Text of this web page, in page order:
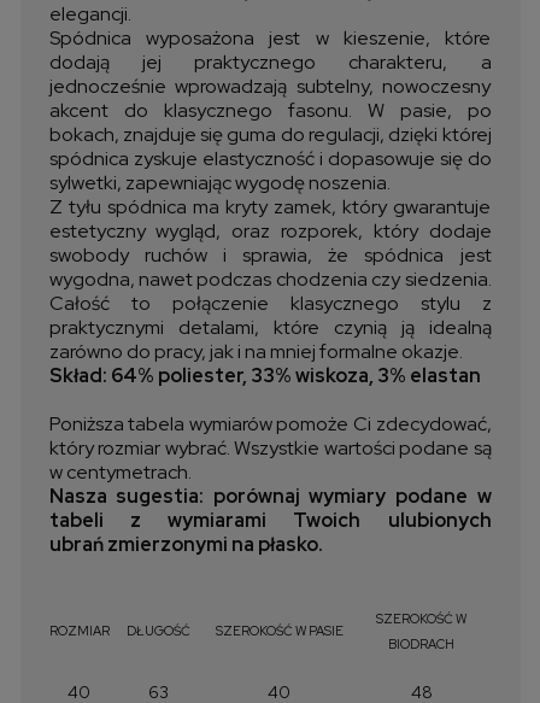
elegancji.
Spódnica wyposażona jest w kieszenie, które
dodają jej praktycznego charakteru, a
jednocześnie wprowadzają subtelny, nowoczesny
akcent do klasycznego fasonu. W pasie, po
bokach, znajduje się guma do regulacji, dzięki której
spódnica zyskuje elastyczność i dopasowuje się do
sylwetki, zapewniając wygodę noszenia.
Z tyłu spódnica ma kryty zamek, który gwarantuje
estetyczny wygląd, oraz rozporek, który dodaje
swobody ruchów i sprawia, że spódnica jest
wygodna, nawet podczas chodzenia czy siedzenia.
Całość to połączenie klasycznego stylu z
praktycznymi detalami, które czynią ją idealną
zarówno do pracy, jak i na mniej formalne okazje.
Skład: 64% poliester, 33% wiskoza, 3% elastan
Poniższa tabela wymiarów pomoże Ci zdecydować,
który rozmiar wybrać. Wszystkie wartości podane są
w centymetrach.
Nasza sugestia: porównaj wymiary podane w
tabeli z wymiarami Twoich ulubionych
ubrań zmierzonymi na płasko.
ROZMIAR DŁUGOŚĆ SZEROKOŚĆ W PASIE
SZEROKOŚĆ W
BIODRACH
40 63 40 48